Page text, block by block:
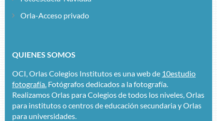
Orla-Acceso privado
QUIENES SOMOS
OCI, Orlas Colegios Institutos es una web de 10estudio
fotografía. Fotógrafos dedicados a la fotografía.
Realizamos Orlas para Colegios de todos los niveles, Orlas
para institutos o centros de educación secundaria y Orlas
para universidades.